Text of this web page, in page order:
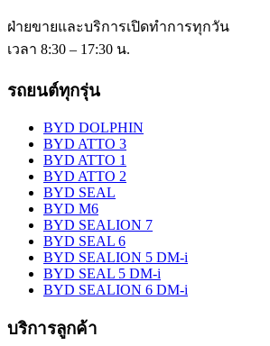
ฝ่ายขายและบริการเปิดทำการทุกวัน
เวลา 8:30 – 17:30 น.
รถยนต์ทุกรุ่น
BYD DOLPHIN
BYD ATTO 3
BYD ATTO 1
BYD ATTO 2
BYD SEAL
BYD M6
BYD SEALION 7
BYD SEAL 6
BYD SEALION 5 DM-i
BYD SEAL 5 DM-i
BYD SEALION 6 DM-i
บริการลูกค้า